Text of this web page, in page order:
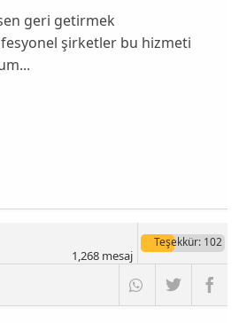
geri getirmek
şirketler bu hizmeti
Teşekkür: 102
1,268mesaj